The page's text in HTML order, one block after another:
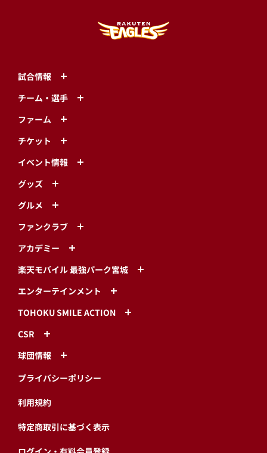
試合情報
チーム・選手
ファーム
チケット
イベント情報
グッズ
グルメ
ファンクラブ
アカデミー
楽天モバイル 最強パーク宮城
エンターテインメント
TOHOKU SMILE ACTION
CSR
球団情報
プライバシーポリシー
利用規約
特定商取引に基づく表示